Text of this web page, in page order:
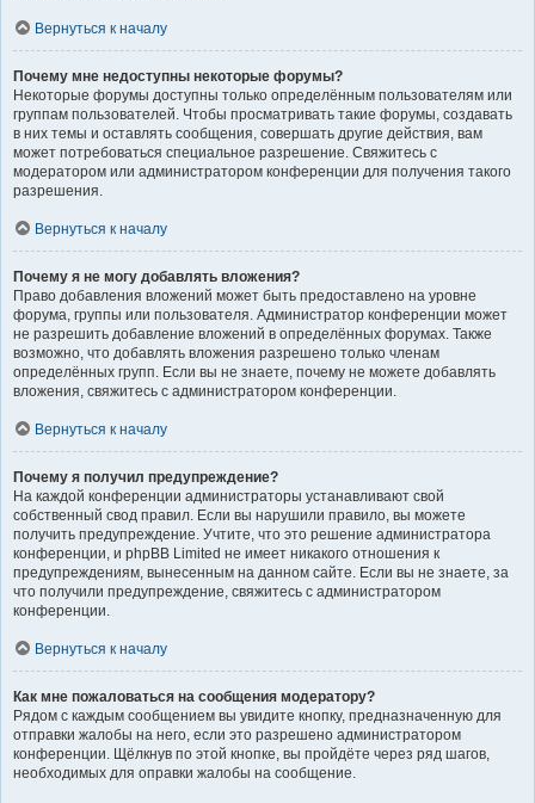
Вернуться к началу
Почему мне недоступны некоторые форумы?
Некоторые форумы доступны только определённым пользователям или
группам пользователей. Чтобы просматривать такие форумы, создавать
в них темы и оставлять сообщения, совершать другие действия, вам
может потребоваться специальное разрешение. Свяжитесь с
модератором или администратором конференции для получения такого
разрешения.
Вернуться к началу
Почему я не могу добавлять вложения?
Право добавления вложений может быть предоставлено на уровне
форума, группы или пользователя. Администратор конференции может
не разрешить добавление вложений в определённых форумах. Также
возможно, что добавлять вложения разрешено только членам
определённых групп. Если вы не знаете, почему не можете добавлять
вложения, свяжитесь с администратором конференции.
Вернуться к началу
Почему я получил предупреждение?
На каждой конференции администраторы устанавливают свой
собственный свод правил. Если вы нарушили правило, вы можете
получить предупреждение. Учтите, что это решение администратора
конференции, и phpBB Limited не имеет никакого отношения к
предупреждениям, вынесенным на данном сайте. Если вы не знаете, за
что получили предупреждение, свяжитесь с администратором
конференции.
Вернуться к началу
Как мне пожаловаться на сообщения модератору?
Рядом с каждым сообщением вы увидите кнопку, предназначенную для
отправки жалобы на него, если это разрешено администратором
конференции. Щёлкнув по этой кнопке, вы пройдёте через ряд шагов,
необходимых для оправки жалобы на сообщение.